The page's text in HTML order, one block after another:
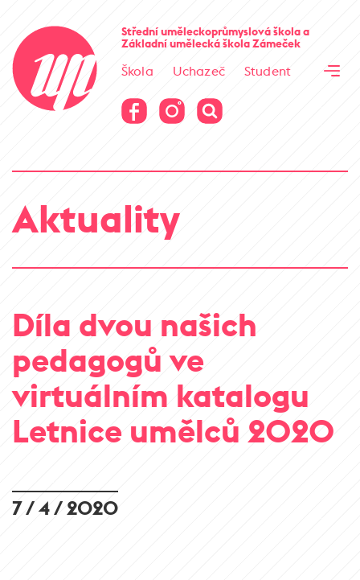
Střední uměleckoprůmyslová školaa
Základní umělecká školaZámeček
Škola Uchazeč
Student
Virtuální prohlídka
Virtuální prohlídka
Aktuality
Díla dvou našich
pedagogů ve
virtuálním katalogu
Letnice umělců 2020
7 / 4 / 2020